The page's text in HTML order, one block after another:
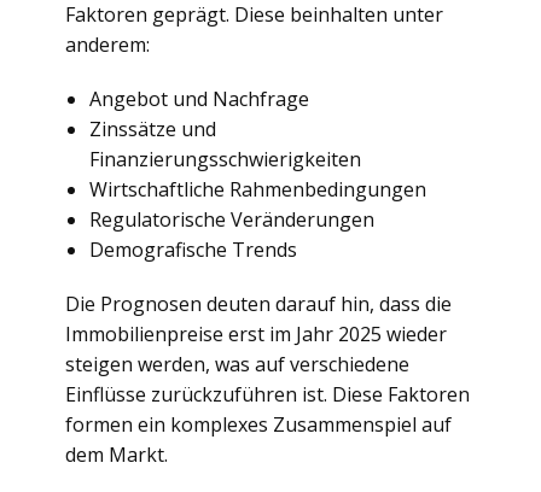
Faktoren geprägt. Diese beinhalten unter
anderem:
Angebot und Nachfrage
Zinssätze und
Finanzierungsschwierigkeiten
Wirtschaftliche Rahmenbedingungen
Regulatorische Veränderungen
Demografische Trends
Die Prognosen deuten darauf hin, dass die
Immobilienpreise erst im Jahr 2025 wieder
steigen werden, was auf verschiedene
Einflüsse zurückzuführen ist. Diese Faktoren
formen ein komplexes Zusammenspiel auf
dem Markt.